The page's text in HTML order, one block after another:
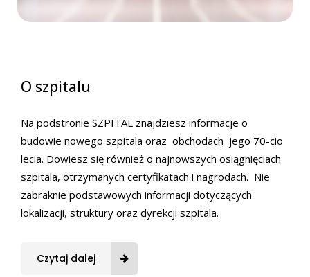
O szpitalu
Na podstronie SZPITAL znajdziesz informacje o
budowie nowego szpitala oraz obchodach jego 70-cio
lecia. Dowiesz się również o najnowszych osiągnięciach
szpitala, otrzymanych certyfikatach i nagrodach. Nie
zabraknie podstawowych informacji dotyczących
lokalizacji, struktury oraz dyrekcji szpitala.
Czytaj dalej